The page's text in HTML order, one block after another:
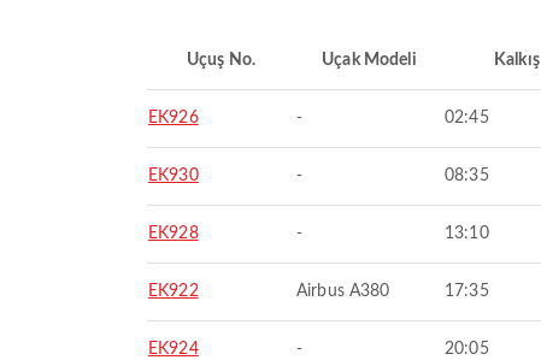
Uçuş No. Uçak Modeli Kalkış
EK926 - 02:45
EK930 - 08:35
EK928 - 13:10
EK922 Airbus A380 17:35
EK924 - 20:05